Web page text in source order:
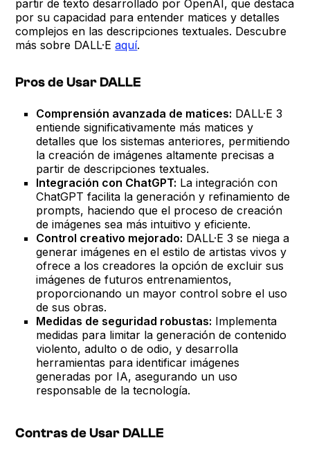
partir de texto desarrollado por OpenAI, que destaca
por su capacidad para entender matices y detalles
complejos en las descripciones textuales. Descubre
más sobre DALL·Eaquí.
Pros de Usar DALLE
Comprensión avanzada de matices: DALL·E 3
entiende significativamente más matices y
detalles que los sistemas anteriores, permitiendo
la creación de imágenes altamente precisas a
partir de descripciones textuales.
Integración con ChatGPT: La integración con
ChatGPT facilita la generación y refinamiento de
prompts, haciendo que el proceso de creación
de imágenes sea más intuitivo y eficiente.
Control creativo mejorado: DALL·E 3 se niega a
generar imágenes en el estilo de artistas vivos y
ofrece a los creadores la opción de excluir sus
imágenes de futuros entrenamientos,
proporcionando un mayor control sobre el uso
de sus obras.
Medidas de seguridad robustas: Implementa
medidas para limitar la generación de contenido
violento, adulto o de odio, y desarrolla
herramientas para identificar imágenes
generadas por IA, asegurando un uso
responsable de la tecnología.
Contras de Usar DALLE